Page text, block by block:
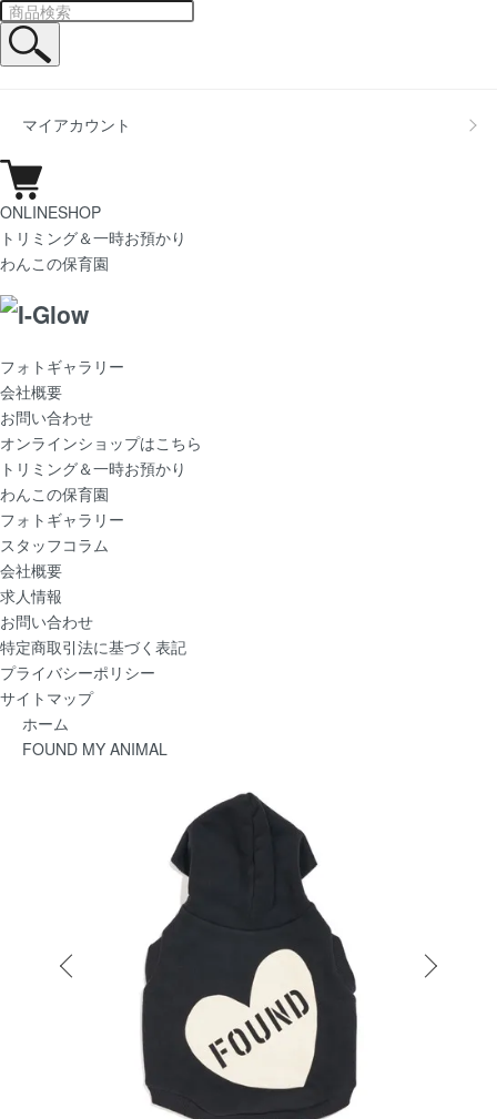
マイアカウント
ONLINESHOP
トリミング＆一時お預かり
わんこの保育園
フォトギャラリー
会社概要
お問い合わせ
オンラインショップはこちら
トリミング＆一時お預かり
わんこの保育園
フォトギャラリー
スタッフコラム
会社概要
求人情報
お問い合わせ
特定商取引法に基づく表記
プライバシーポリシー
サイトマップ
ホーム
FOUND MY ANIMAL